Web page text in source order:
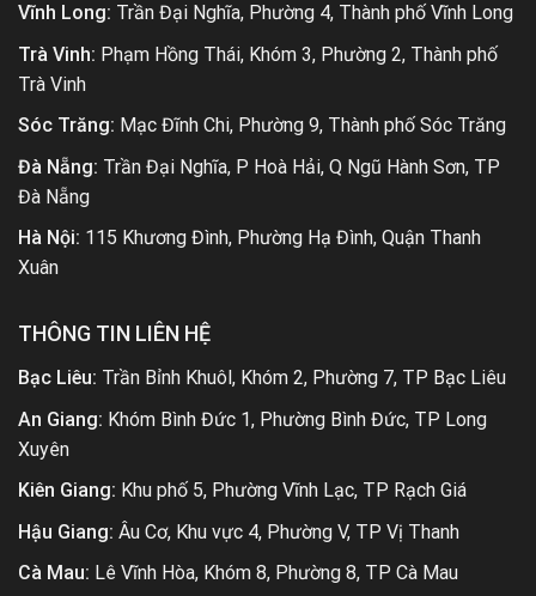
Vĩnh Long: Trần Đại Nghĩa, Phường 4, Thành phố Vĩnh Long
Trà Vinh: Phạm Hồng Thái, Khóm 3, Phường 2, Thành phố
Trà Vinh
Sóc Trăng: Mạc Đĩnh Chi, Phường 9, Thành phố Sóc Trăng
Đà Nẵng: Trần Đại Nghĩa, P Hoà Hải, Q Ngũ Hành Sơn, TP
Đà Nẵng
Hà Nội: 115 Khương Đình, Phường Hạ Đình, Quận Thanh
Xuân
THÔNG TIN LIÊN HỆ
Bạc Liêu: Trần Bỉnh Khuôl, Khóm 2, Phường 7, TP Bạc Liêu
An Giang: Khóm Bình Đức 1, Phường Bình Đức, TP Long
Xuyên
Kiên Giang: Khu phố 5, Phường Vĩnh Lạc, TP Rạch Giá
Hậu Giang: Âu Cơ, Khu vực 4, Phường V, TP Vị Thanh
Cà Mau: Lê Vĩnh Hòa, Khóm 8, Phường 8, TP Cà Mau